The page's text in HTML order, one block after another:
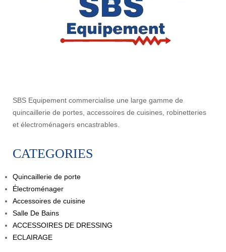
SBS Equipement commercialise une large gamme de
quincaillerie de portes, accessoires de cuisines, robinetteries
et électroménagers encastrables.
CATEGORIES
Quincaillerie de porte
Électroménager
Accessoires de cuisine
Salle De Bains
ACCESSOIRES DE DRESSING
ECLAIRAGE